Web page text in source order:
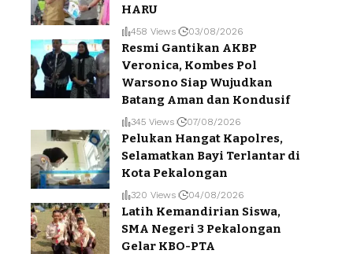
HARU
458 Views 03/08/2026
Resmi Gantikan AKBP
Veronica, Kombes Pol
Warsono Siap Wujudkan
Batang Aman dan Kondusif
345 Views 07/08/2026
Pelukan Hangat Kapolres,
Selamatkan Bayi Terlantar di
Kota Pekalongan
320 Views 04/08/2026
Latih Kemandirian Siswa,
SMA Negeri 3 Pekalongan
Gelar KBO-PTA